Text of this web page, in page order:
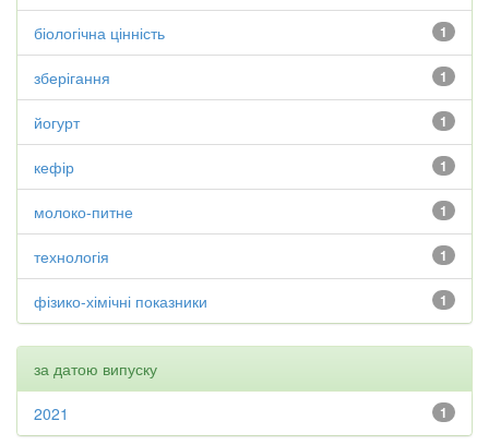
1
біологічна цінність
1
зберігання
1
йогурт
1
кефір
1
молоко-питне
1
технологія
1
фізико-хімічні показники
за датою випуску
1
2021